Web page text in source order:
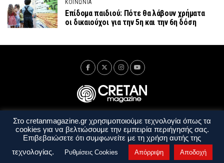
ΚΟΙΝΩΝΙΑ
Επίδομα παιδιού: Πότε θα λάβουν χρήματα
οι δικαιούχοι για την 5η και την 6η δόση
Ταυτότητα Πολιτική Απορρήτου
Όροι Χρήσης
Όροι και Προϋποθέσεις
Στο cretanmagazine.gr χρησιμοποιούμε τεχνολογία όπως τα
cookies για να βελτιώσουμε την εμπειρία περιήγησής σας.
Επιβεβαιώσετε ότι συμφωνείτε με τη χρήση αυτής της
τεχνολογίας.
Ρυθμίσεις Cookies Απόρριψη Αποδοχή